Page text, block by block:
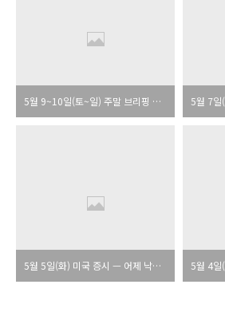
5월 9~10일(토~일) 주말 브리핑 — NFP 115K 어닝 시즌 완주, S&P 7,398 6주 연속 상승, 이란 제안서 교착
5월 5일(화) 미국 증시 — 어제 낙폭 전량 회복, 비트코인 $80,000 돌파, AMD AH +38% 어닝 비트